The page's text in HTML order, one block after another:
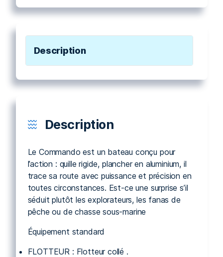
Description
Description
Le Commando est un bateau conçu pour
l’action : quille rigide, plancher en aluminium, il
trace sa route avec puissance et précision en
toutes circonstances. Est-ce une surprise s’il
séduit plutôt les explorateurs, les fanas de
pêche ou de chasse sous-marine
Équipement standard
FLOTTEUR : Flotteur collé .